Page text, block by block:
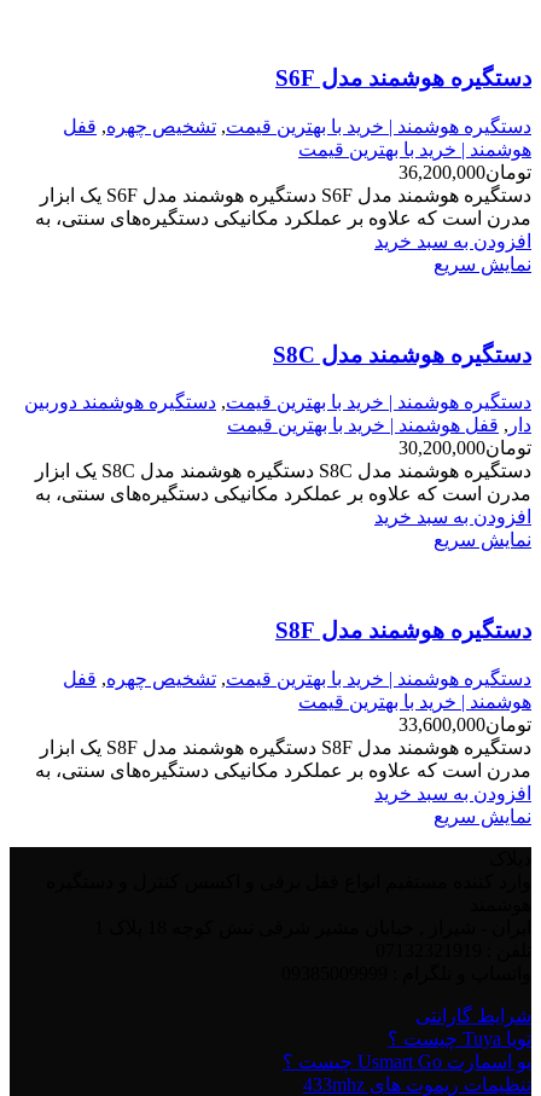
دستگیره هوشمند مدل S6F
دستگیره هوشمند | خرید با بهترین قیمت, تشخیص چهره, قفل
هوشمند | خرید با بهترین قیمت
تومان36,200,000
دستگیره هوشمند مدل S6F دستگیره هوشمند مدل S6F یک ابزار
مدرن است که علاوه بر عملکرد مکانیکی دستگیره‌های سنتی، به
افزودن به سبد خرید
نمایش سریع
دستگیره هوشمند مدل S8C
دستگیره هوشمند | خرید با بهترین قیمت, دستگیره هوشمند دوربین
دار , قفل هوشمند | خرید با بهترین قیمت
تومان30,200,000
دستگیره هوشمند مدل S8C دستگیره هوشمند مدل S8C یک ابزار
مدرن است که علاوه بر عملکرد مکانیکی دستگیره‌های سنتی، به
افزودن به سبد خرید
نمایش سریع
دستگیره هوشمند مدل S8F
دستگیره هوشمند | خرید با بهترین قیمت, تشخیص چهره, قفل
هوشمند | خرید با بهترین قیمت
تومان33,600,000
دستگیره هوشمند مدل S8F دستگیره هوشمند مدل S8F یک ابزار
مدرن است که علاوه بر عملکرد مکانیکی دستگیره‌های سنتی، به
افزودن به سبد خرید
نمایش سریع
شرایط گارانتی
تویا Tuya چیست ؟
یو اسمارت Usmart Go چیست ؟
تنظیمات ریموت های 433mhz